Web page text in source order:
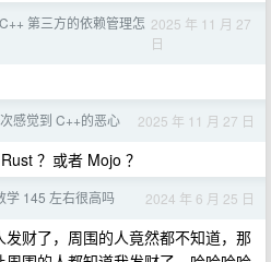
第三方的依赖管理怎 2025 年 11 月 27
日
感觉到 C++的恶心 2025 年 11 月 27 日
？或者 Mojo ？
学 145 左右很高吗 2024 年 6 月 25 日
财了，周围的人竟然都不知道，那